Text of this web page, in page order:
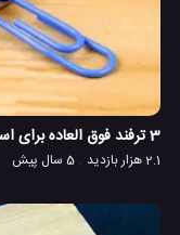
3 ترفند فوق العاده برای استفاده در گوشی های هوشمند
2.1 هزار بازدید 5 سال پیش